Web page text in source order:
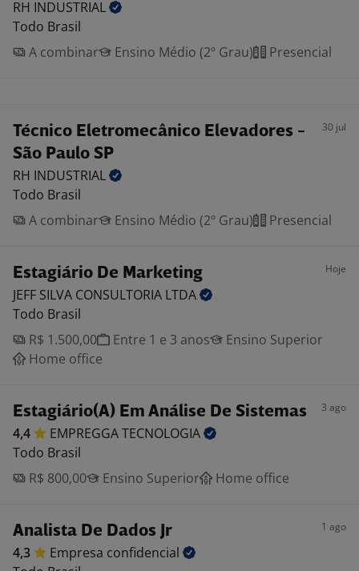
RH INDUSTRIAL
Todo Brasil
A combinar
Ensino Médio (2º Grau) Presencial
Técnico Eletromecânico Elevadores -
São Paulo SP
30 jul
RH INDUSTRIAL
Todo Brasil
A combinar
Ensino Médio (2º Grau) Presencial
Estagiário De Marketing Hoje
JEFF SILVA CONSULTORIA LTDA
Todo Brasil
R$ 1.500,00
Entre 1 e 3 anos
Ensino Superior
Home office
Estagiário(A) Em Análise De Sistemas 3 ago
4,4 EMPREGGATECNOLOGIA
Todo Brasil
R$ 800,00
Ensino Superior Home office
Analista De Dados Jr 1 ago
4,3 Empresa confidencial